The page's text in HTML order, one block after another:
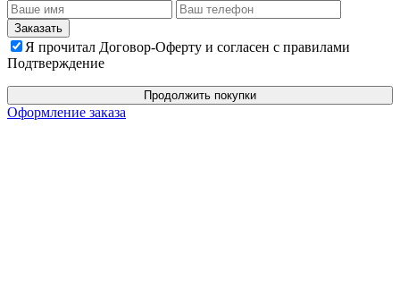
Я прочитал Договор-Оферту и согласен с правилами
Подтверждение
Продолжить покупки
Оформление заказа